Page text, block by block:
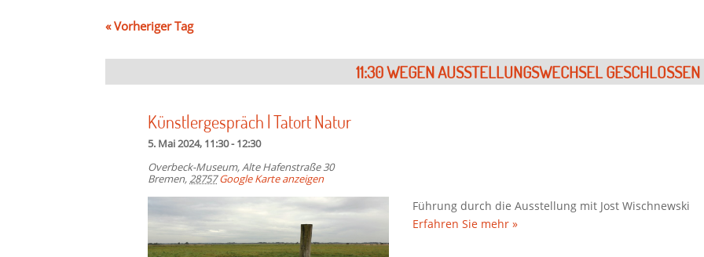
Navigation
«Vorheriger Tag
11:30
Künstlergespräch | Tatort Natur
5. Mai 2024, 11:30-12:30
Overbeck-Museum,Alte Hafenstraße 30
Bremen,28757 Google Karte anzeigen
Führung durch die Ausstellung mit Jost Wischnewski
Erfahren Sie mehr »